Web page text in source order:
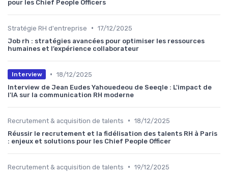
pour les Chief People Officers
Stratégie RH d'entreprise • 17/12/2025
Job rh : stratégies avancées pour optimiser les ressources
humaines et l’expérience collaborateur
Interview • 18/12/2025
Interview de Jean Eudes Yahouedeou de Seeqle : L'impact de
l'IA sur la communication RH moderne
Recrutement & acquisition de talents • 18/12/2025
Réussir le recrutement et la fidélisation des talents RH à Paris
: enjeux et solutions pour les Chief People Officer
Recrutement & acquisition de talents • 19/12/2025